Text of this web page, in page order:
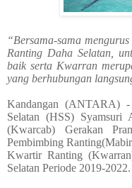
“Bersama-sama
Ranting Daha Selatan,
baik serta Kwarran
yang berhubungan
Kandangan (ANTARA)
Selatan (HSS) Syamsuri
(Kwarcab) Gerakan
Pembimbing
Kwartir Ranting
Selatan Periode 2019-2022.